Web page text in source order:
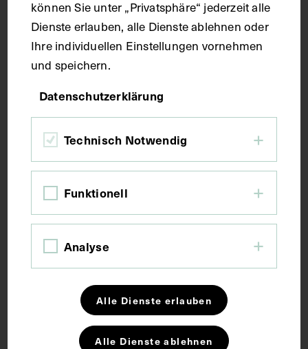
Druck
Bildmaß 15 x 10 cm
Bildmaß inkl. Untergrund 31,5 x 21,9 cm
Kurzbeschreibung
Kalender. Die Vorlage stammte aus der Sammlung
von Ernst Roediger, Frankfurt am Main.
Schlagwörter
Allgemeinarzt Anatomie
Lymphsystem
können Sie unter „Privatsphäre“ jederzeit alle
Dienste erlauben, alle Dienste ablehnen oder
Ihre individuellen Einstellungen vornehmen
und speichern.
Datenschutzerklärung
Technisch Notwendig
Funktionell
Analyse
Alle Dienste erlauben
Alle Dienste ablehnen